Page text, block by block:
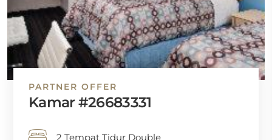
PARTNER OFFER
Kamar #26683331
2 Tempat Tidur Double